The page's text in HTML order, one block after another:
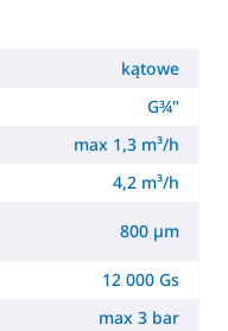
kątowe
G¾"
max 1,3 m³/h
4,2 m³/h
800 µm
12 000 Gs
max 3 bar